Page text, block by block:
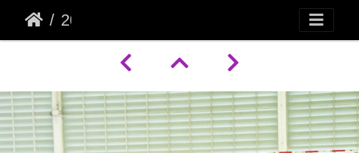
20251103164328-3f765c3a